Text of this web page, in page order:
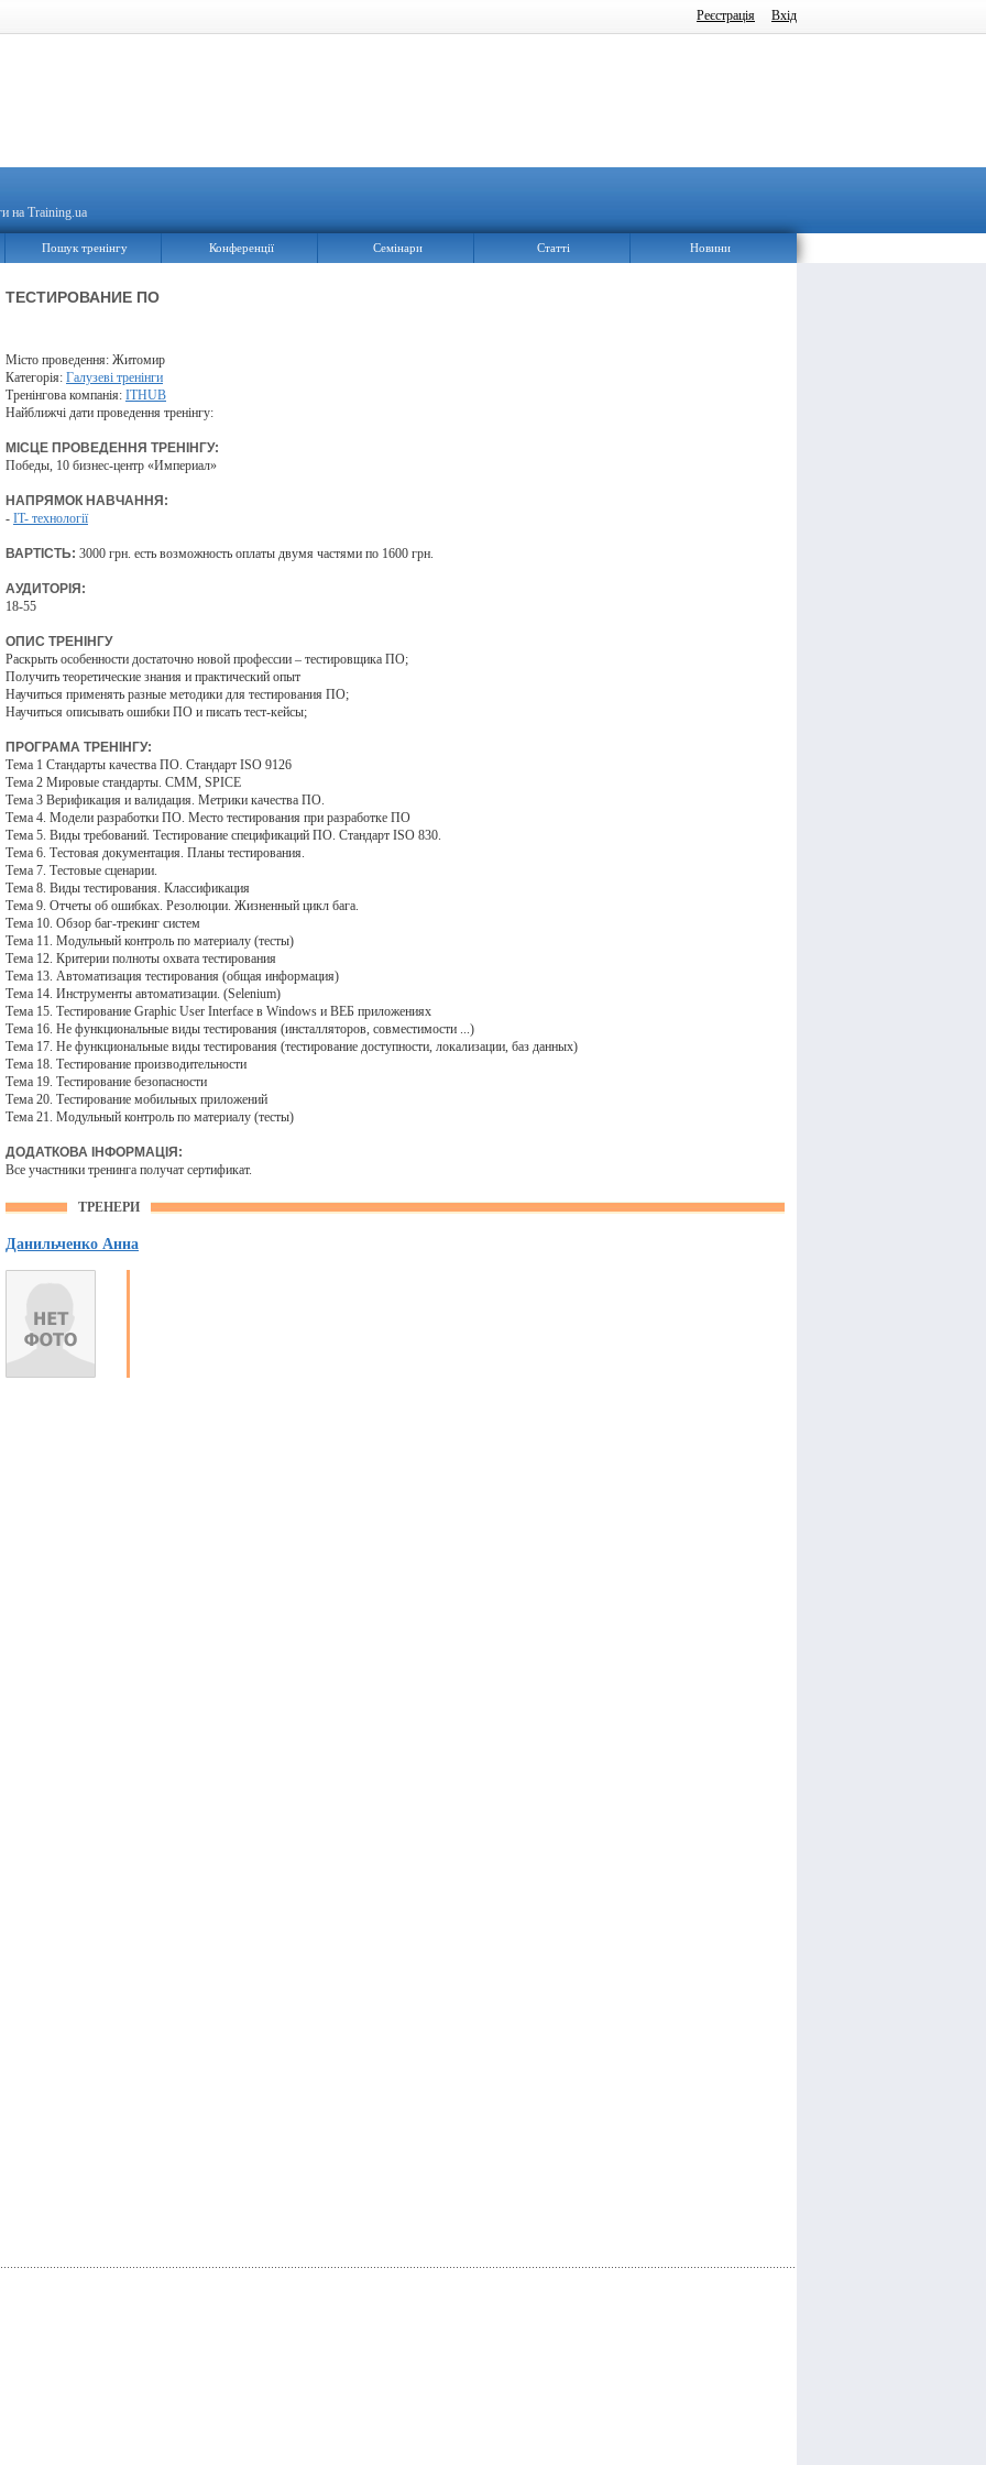
Реєстрація Вхід
на Training.ua
Пошук тренінгу Конференції Семінари Статті Новини
ТЕСТИРОВАНИЕ ПО
Місто проведення: Житомир
Категорія: Галузеві тренінги
Тренінгова компанія: ITHUB
Найближчі дати проведення тренінгу:
МІСЦЕ ПРОВЕДЕННЯ ТРЕНІНГУ:
Победы, 10 бизнес-центр «Империал»
НАПРЯМОК НАВЧАННЯ:
- IT- технології
ВАРТІСТЬ: 3000 грн. есть возможность оплаты двумя частями по 1600 грн.
АУДИТОРІЯ:
18-55
ОПИС ТРЕНІНГУ
Раскрыть особенности достаточно новой профессии – тестировщика ПО;
Получить теоретические знания и практический опыт
Научиться применять разные методики для тестирования ПО;
Научиться описывать ошибки ПО и писать тест-кейсы;
ПРОГРАМА ТРЕНІНГУ:
Тема 1 Стандарты качества ПО. Стандарт ISO 9126
Тема 2 Мировые стандарты. CMM, SPICE
Тема 3 Верификация и валидация. Метрики качества ПО.
Тема 4. Модели разработки ПО. Место тестирования при разработке ПО
Тема 5. Виды требований. Тестирование спецификаций ПО. Стандарт ISO 830.
Тема 6. Тестовая документация. Планы тестирования.
Тема 7. Тестовые сценарии.
Тема 8. Виды тестирования. Классификация
Тема 9. Отчеты об ошибках. Резолюции. Жизненный цикл бага.
Тема 10. Обзор баг-трекинг систем
Тема 11. Модульный контроль по материалу (тесты)
Тема 12. Критерии полноты охвата тестирования
Тема 13. Автоматизация тестирования (общая информация)
Тема 14. Инструменты автоматизации. (Selenium)
Тема 15. Тестирование Graphic User Interface в Windows и ВЕБ приложениях
Тема 16. Не функциональные виды тестирования (инсталляторов, совместимости ...)
Тема 17. Не функциональные виды тестирования (тестирование доступности, локализации, баз данных)
Тема 18. Тестирование производительности
Тема 19. Тестирование безопасности
Тема 20. Тестирование мобильных приложений
Тема 21. Модульный контроль по материалу (тесты)
ДОДАТКОВА ІНФОРМАЦІЯ:
Все участники тренинга получат сертификат.
ТРЕНЕРИ
Данильченко Анна